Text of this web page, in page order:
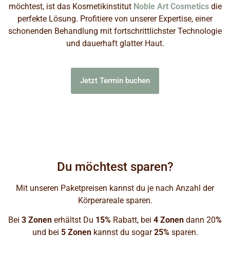
möchtest, ist das Kosmetikinstitut Noble Art Cosmeticsdie
perfekte Lösung. Profitiere von unserer Expertise, einer
schonenden Behandlung mit fortschrittlichster Technologie
und dauerhaft glatter Haut.
Jetzt Termin buchen
Du möchtest sparen?
Mit unseren Paketpreisen kannst du je nach Anzahl der
Körperareale sparen.
Bei 3 Zonen erhältst Du 15% Rabatt, bei 4 Zonen dann 20%
und bei 5 Zonenkannst du sogar25%sparen.